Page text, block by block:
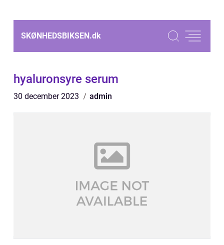
SKØNHEDSBIKSEN.dk
hyaluronsyre serum
30 december 2023 admin